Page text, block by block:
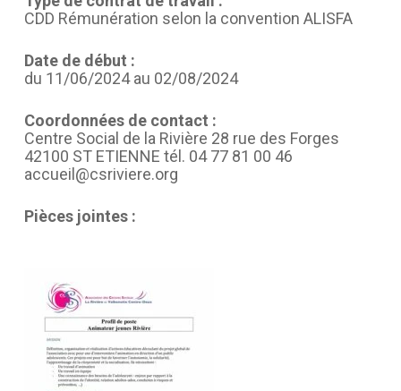
CDD Rémunération selon la convention ALISFA
Date de début :
du 11/06/2024 au 02/08/2024
Coordonnées de contact :
Centre Social de la Rivière 28 rue des Forges
42100 ST ETIENNE tél. 04 77 81 00 46
accueil@csriviere.org
Pièces jointes :